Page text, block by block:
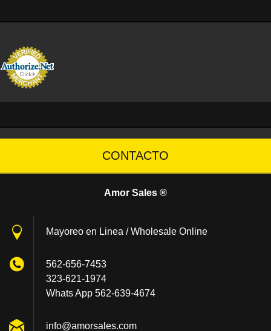
CONTACTO
Amor Sales ®
Mayoreo en Linea / Wholesale Online
562-656-7453
323-621-1974
Whats App 562-639-4674
info@amorsales.com